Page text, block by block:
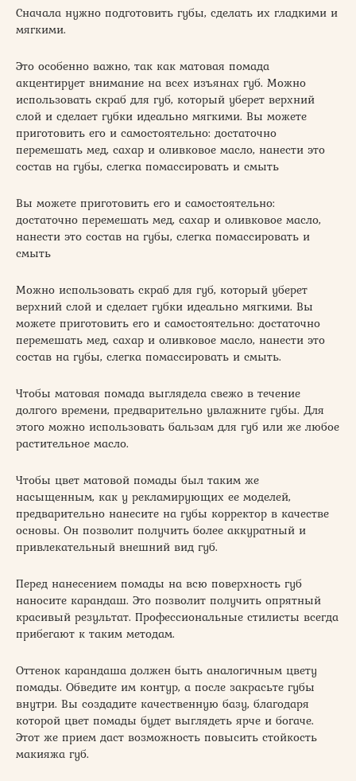
Сначала нужно подготовить губы, сделать их гладкими и
мягкими.
Это особенно важно, так как матовая помада
акцентирует внимание на всех изъянах губ. Можно
использовать скраб для губ, который уберет верхний
слой и сделает губки идеально мягкими. Вы можете
приготовить его и самостоятельно: достаточно
перемешать мед, сахар и оливковое масло, нанести это
состав на губы, слегка помассировать и смыть
Вы можете приготовить его и самостоятельно:
достаточно перемешать мед, сахар и оливковое масло,
нанести это состав на губы, слегка помассировать и
смыть
Можно использовать скраб для губ, который уберет
верхний слой и сделает губки идеально мягкими. Вы
можете приготовить его и самостоятельно: достаточно
перемешать мед, сахар и оливковое масло, нанести это
состав на губы, слегка помассировать и смыть.
Чтобы матовая помада выглядела свежо в течение
долгого времени, предварительно увлажните губы. Для
этого можно использовать бальзам для губ или же любое
растительное масло.
Чтобы цвет матовой помады был таким же
насыщенным, как у рекламирующих ее моделей,
предварительно нанесите на губы корректор в качестве
основы. Он позволит получить более аккуратный и
привлекательный внешний вид губ.
Перед нанесением помады на всю поверхность губ
наносите карандаш. Это позволит получить опрятный
красивый результат. Профессиональные стилисты всегда
прибегают к таким методам.
Оттенок карандаша должен быть аналогичным цвету
помады. Обведите им контур, а после закрасьте губы
внутри. Вы создадите качественную базу, благодаря
которой цвет помады будет выглядеть ярче и богаче.
Этот же прием даст возможность повысить стойкость
макияжа губ.